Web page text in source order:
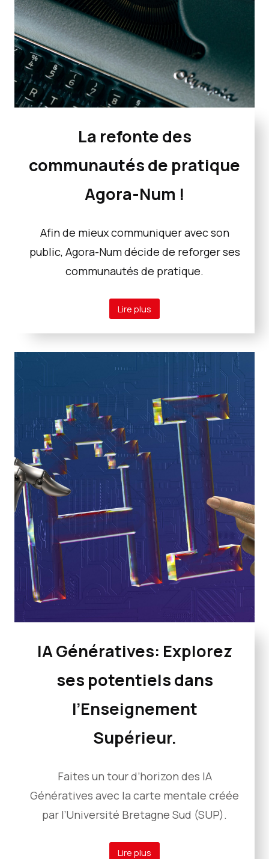
La refonte des
communautés de pratique
Agora-Num !
Afin de mieux communiquer avec son
public, Agora-Num décide de reforger ses
communautés de pratique.
Lire plus
IA Génératives: Explorez
ses potentiels dans
l’Enseignement
Supérieur.
Faites un tour d’horizon des IA
Génératives avec la carte mentale créée
par l’Université Bretagne Sud (SUP).
Lire plus